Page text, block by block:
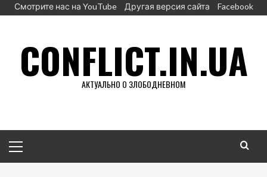
Перейти
Смотрите нас на YouTube Другая версия сайта Facebook
CONFLICT.IN.UA
АКТУАЛЬНО О ЗЛОБОДНЕВНОМ
меню